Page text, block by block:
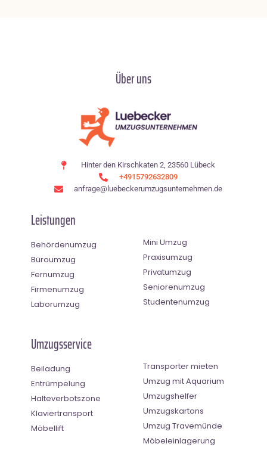
Über uns
Hinter den Kirschkaten 2, 23560 Lübeck
+4915792632809
anfrage@luebeckerumzugsunternehmen.de
Leistungen
Behördenumzug
Büroumzug
Fernumzug
Firmenumzug
Laborumzug
Mini Umzug
Praxisumzug
Privatumzug
Seniorenumzug
Studentenumzug
Umzugsservice
Beiladung
Entrümpelung
Halteverbotszone
Klaviertransport
Möbellift
Transporter mieten
Umzug mit Aquarium
Umzugshelfer
Umzugskartons
Umzug Travemünde
Möbeleinlagerung